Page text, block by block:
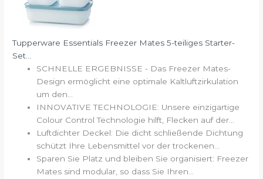
Tupperware Essentials Freezer Mates 5-teiliges Starter-
Set...
SCHNELLE ERGEBNISSE - Das Freezer Mates-
Design ermöglicht eine optimale Kaltluftzirkulation
um den...
INNOVATIVE TECHNOLOGIE: Unsere einzigartige
Colour Control Technologie hilft, Flecken auf der...
Luftdichter Deckel: Die dicht schließende Dichtung
schützt Ihre Lebensmittel vor der trockenen...
Sparen Sie Platz und bleiben Sie organisiert: Freezer
Mates sind modular, so dass Sie Ihren...